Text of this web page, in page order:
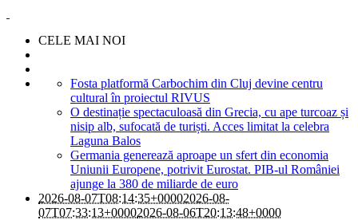
CELE MAI NOI
Fosta platformă Carbochim din Cluj devine centru
cultural în proiectul RIVUS
O destinație spectaculoasă din Grecia, cu ape turcoaz și
nisip alb, sufocată de turiști. Acces limitat la celebra
Laguna Balos
Germania generează aproape un sfert din economia
Uniunii Europene, potrivit Eurostat. PIB-ul României
ajunge la 380 de miliarde de euro
2026-08-07T08:14:35+00002026-08-
07T07:33:13+00002026-08-06T20:13:48+0000